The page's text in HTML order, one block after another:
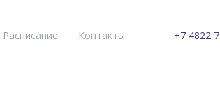
Расписание Контакты +7 4822